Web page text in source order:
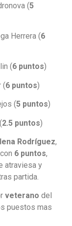
(5
Herrera (6
(6 puntos)
(6 puntos)
(5 puntos)
2.5 puntos)
Rodríguez,
6 puntos,
atraviesa y
partida.
veterano del
puestos mas